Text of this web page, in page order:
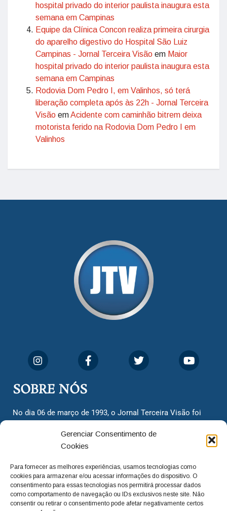
Gerenciar Consentimento de
Cookies
Para fornecer as melhores experiências, usamos tecnologias como
cookies para armazenar e/ou acessar informações do dispositivo. O
consentimento para essas tecnologias nos permitirá processar dados
como comportamento de navegação ou IDs exclusivos neste site. Não
consentir ou retirar o consentimento pode afetar negativamente certos
hospital privado do interior paulista inaugura esta
semana em Campinas
Equipe da Clínica Concon realiza primeira cirurgia
do aparelho digestivo do Hospital São Luiz
Campinas - Jornal Terceira Visão em Maior
hospital privado do interior paulista inaugura esta
semana em Campinas
Rodovia Dom Pedro I, em Valinhos, só terá
liberação completa após às 22h - Jornal Terceira
Visão emAcidente com caminhão bitrem deixa
motorista ferido na Rodovia Dom Pedro I em
Valinhos
SOBRE NÓS
No dia 06 de março de 1993, o Jornal Terceira Visão foi
cidadãos valinhenses, já que naquela época só existiam
dois jornais. Há mais de 30 anos, o jornal continua
com o foco de trazer as melhores notícias. Nunca
deixamos de lado as necessidades do cidadão, sempre
questionando os órgãos públicos em busca de melhorias